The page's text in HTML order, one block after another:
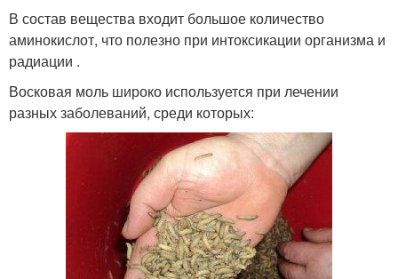
В состав вещества входит большое количество
аминокислот, что полезно при интоксикации организма и
радиации .
Восковая моль широко используется при лечении
разных заболеваний, среди которых: